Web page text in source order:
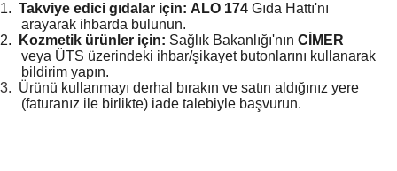
1. Takviye edici gıdalar için: ALO 174 Gıda Hattı'nı
arayarak ihbarda bulunun.
2.
Kozmetik ürünler için: Sağlık Bakanlığı'nın CİMER
veya ÜTS üzerindeki ihbar/şikayet butonlarını kullanarak
bildirim yapın.
3. Ürünü kullanmayı derhal bırakın ve satın aldığınız yere
(faturanız ile birlikte) iade talebiyle başvurun.